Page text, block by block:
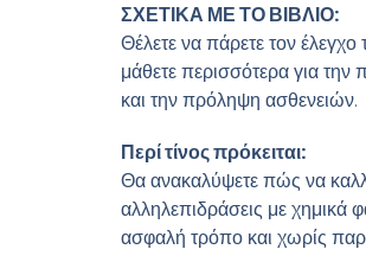
ΣΧΕΤΙΚΑ ΜΕ ΤΟ ΒΙΒΛΙΟ:
Θέλετε να πάρετε τον
μάθετε περισσότερα για
και την πρόληψη ασθενειών.
Περί τίνος πρόκειται:
Θα ανακαλύψετε πώς να
αλληλεπιδράσεις με χημικά
ασφαλή τρόπο και χωρίς